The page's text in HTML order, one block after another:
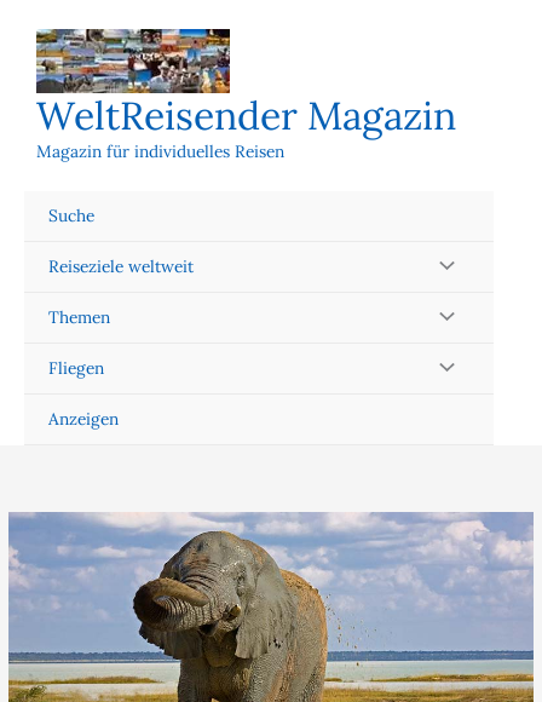
Inhalt
springen
WeltReisender Magazin
Magazin für individuelles Reisen
Suche
Reiseziele weltweit
Themen
Fliegen
Anzeigen